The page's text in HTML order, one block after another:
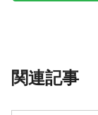
関連記事